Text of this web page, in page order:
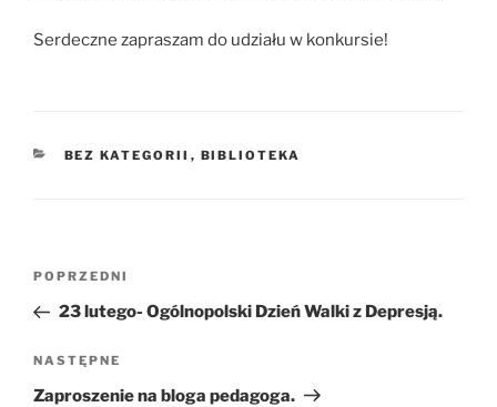
Serdeczne zapraszam do udziału w konkursie!
KATEGORIE
BEZ KATEGORII , BIBLIOTEKA
Nawigacja
Poprzedni
wpis
POPRZEDNI
23 lutego- Ogólnopolski Dzień Walki z Depresją.
Następny
wpis
NASTĘPNE
Zaproszenie na bloga pedagoga.